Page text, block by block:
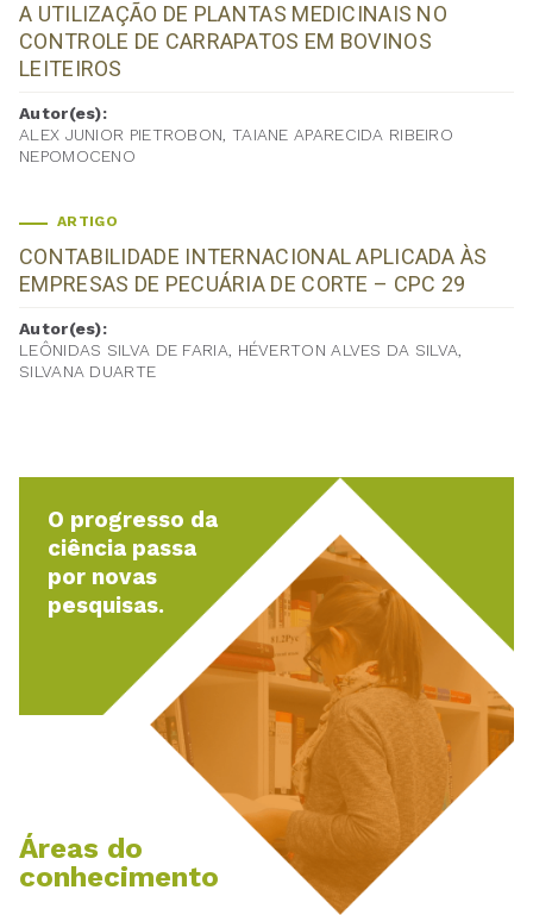
A UTILIZAÇÃO DE PLANTAS MEDICINAIS NO
CONTROLE DE CARRAPATOS EM BOVINOS
LEITEIROS
Autor(es):
ALEX JUNIOR PIETROBON, TAIANE APARECIDA RIBEIRO
NEPOMOCENO
ARTIGO
CONTABILIDADE INTERNACIONAL APLICADA ÀS
EMPRESAS DE PECUÁRIA DE CORTE – CPC 29
Autor(es):
LEÔNIDAS SILVA DE FARIA, HÉVERTON ALVES DA SILVA,
SILVANA DUARTE
O progresso da
ciência passa
por novas
pesquisas.
Áreas do
conhecimento